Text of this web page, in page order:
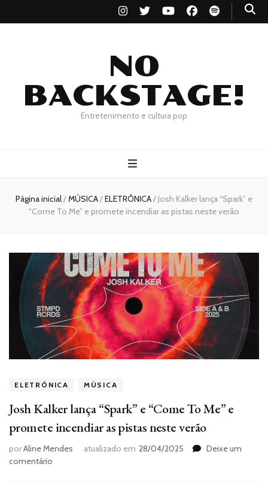
NO
BACKSTAGE!
Entretenimento e cultura pop
Página inicial/MÚSICA/ELETRÔNICA/Josh Kalker lança “Spark” e
“Come To Me” e promete incendiar as pistas neste verão
ELETRÔNICA MÚSICA
Josh Kalker lança “Spark” e “Come To Me” e
promete incendiar as pistas neste verão
porAline Mendes atualizado em 28/04/2025
Deixe um
comentário